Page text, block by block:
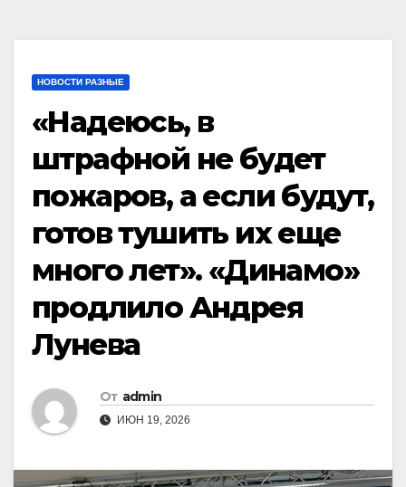
НОВОСТИ РАЗНЫЕ
«Надеюсь, в
штрафной не будет
пожаров, а если будут,
готов тушить их еще
много лет». «Динамо»
продлило Андрея
Лунева
От admin
ИЮН 19, 2026